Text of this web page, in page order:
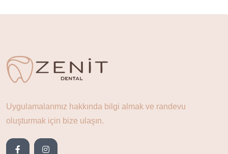
Uygulamalarımız hakkında bilgi almak ve randevu
oluşturmak için bize ulaşın.